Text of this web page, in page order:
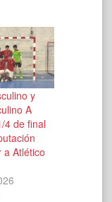
y
A
4 de final
a Atlético